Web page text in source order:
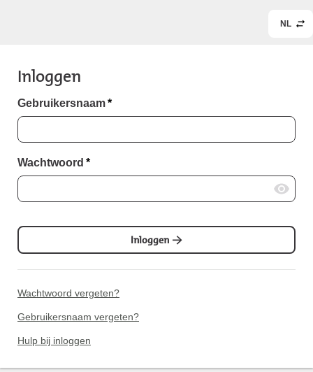
NL
Inloggen
Gebruikersnaam*
Wachtwoord *
Inloggen
Wachtwoord vergeten?
Gebruikersnaam vergeten?
Hulp bij inloggen